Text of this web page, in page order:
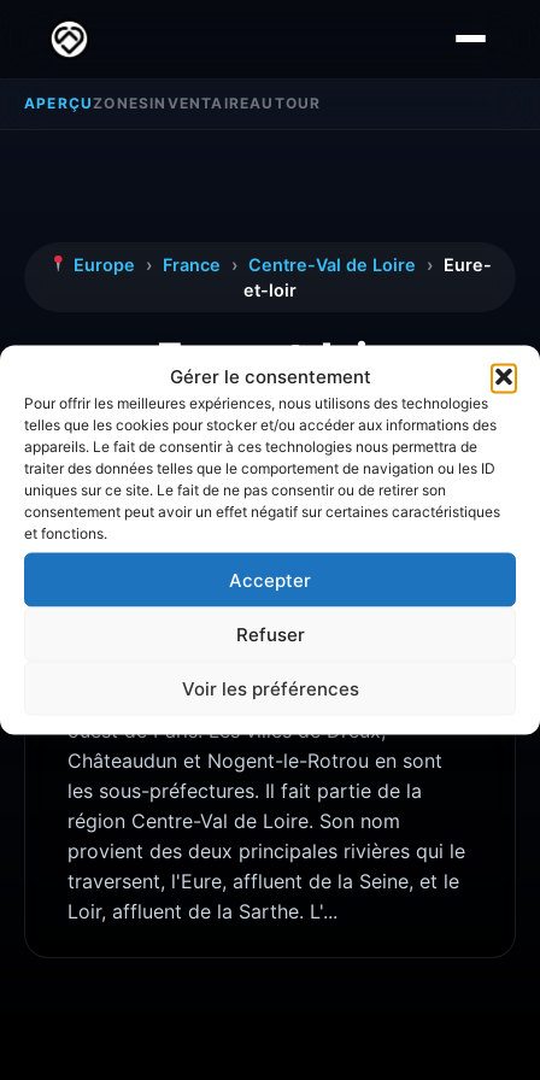
Gérer le consentement
Pour offrir les meilleures expériences, nous utilisons des technologies
telles que les cookies pour stocker et/ou accéder aux informations des
appareils. Le fait de consentir à ces technologies nous permettra de
traiter des données telles que le comportement de navigation ou les ID
uniques sur ce site. Le fait de ne pas consentir ou de retirer son
consentement peut avoir un effet négatif sur certaines caractéristiques
et fonctions.
Accepter
Refuser
Voir les préférences
APERÇUZONESINVENTAIREAUTOUR
Europe › France › Centre-Val de Loire ›
Eure-
et-loir
Eure-et-loir
Découvrez toutes les informations, avis et
analyses détaillées concernant la zoneEure-
et-loir.
À PROPOS DE EURE-ET-LOIR
L'Eure-et-Loir (/œʁ‿e.lwaʁ/) est un
Chartres, est située à 90 km à l'ouest-sud-
ouest de Paris. Les villes de Dreux,
Châteaudun et Nogent-le-Rotrou en sont
les sous-préfectures. Il fait partie de la
région Centre-Val de Loire. Son nom
provient des deux principales rivières qui le
traversent, l'Eure, affluent de la Seine, et le
Loir, affluent de la Sarthe. L'...